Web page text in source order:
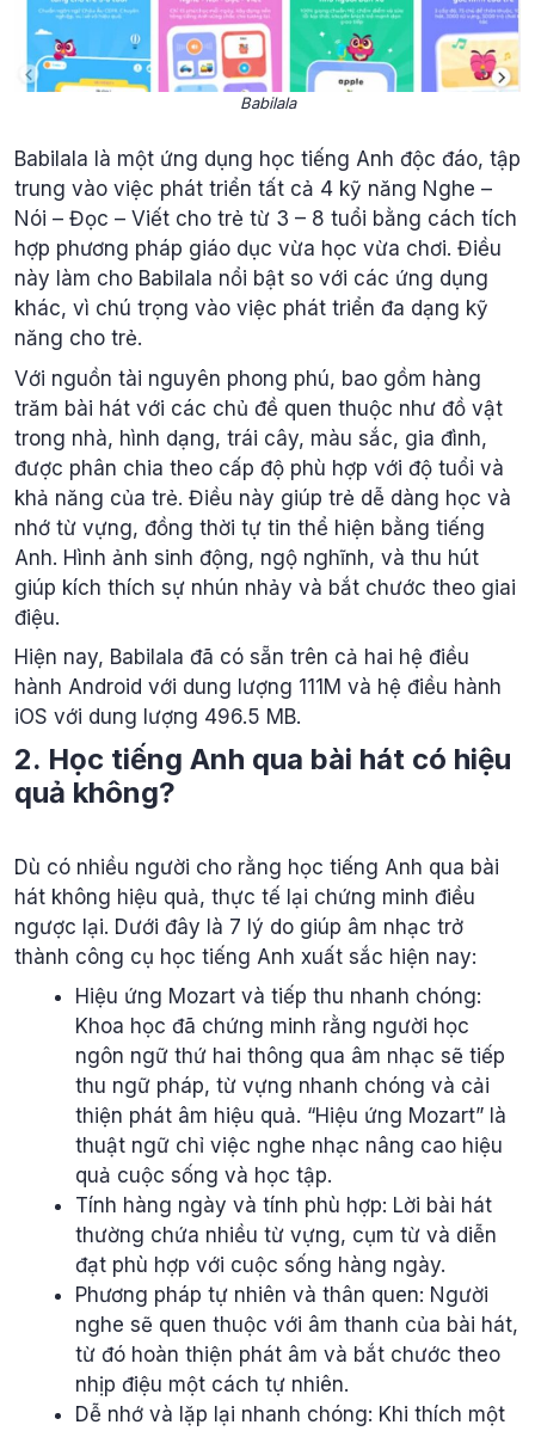
Babilala
Babilala là một ứng dụng học tiếng Anh độc đáo, tập
trung vào việc phát triển tất cả 4 kỹ năng Nghe –
Nói – Đọc – Viết cho trẻ từ 3 – 8 tuổi bằng cách tích
hợp phương pháp giáo dục vừa học vừa chơi. Điều
này làm cho Babilala nổi bật so với các ứng dụng
khác, vì chú trọng vào việc phát triển đa dạng kỹ
năng cho trẻ.
Với nguồn tài nguyên phong phú, bao gồm hàng
trăm bài hát với các chủ đề quen thuộc như đồ vật
trong nhà, hình dạng, trái cây, màu sắc, gia đình,
được phân chia theo cấp độ phù hợp với độ tuổi và
khả năng của trẻ. Điều này giúp trẻ dễ dàng học và
nhớ từ vựng, đồng thời tự tin thể hiện bằng tiếng
Anh. Hình ảnh sinh động, ngộ nghĩnh, và thu hút
giúp kích thích sự nhún nhảy và bắt chước theo giai
điệu.
Hiện nay, Babilala đã có sẵn trên cả hai hệ điều
hành Android với dung lượng 111M và hệ điều hành
iOS với dung lượng 496.5 MB.
2. Học tiếng Anh qua bài hát có hiệu
quả không?
Dù có nhiều người cho rằng học tiếng Anh qua bài
hát không hiệu quả, thực tế lại chứng minh điều
ngược lại. Dưới đây là 7 lý do giúp âm nhạc trở
thành công cụ học tiếng Anh xuất sắc hiện nay:
Hiệu ứng Mozart và tiếp thu nhanh chóng:
Khoa học đã chứng minh rằng người học
ngôn ngữ thứ hai thông qua âm nhạc sẽ tiếp
thu ngữ pháp, từ vựng nhanh chóng và cải
thiện phát âm hiệu quả. “Hiệu ứng Mozart” là
thuật ngữ chỉ việc nghe nhạc nâng cao hiệu
quả cuộc sống và học tập.
Tính hàng ngày và tính phù hợp: Lời bài hát
thường chứa nhiều từ vựng, cụm từ và diễn
đạt phù hợp với cuộc sống hàng ngày.
Phương pháp tự nhiên và thân quen: Người
nghe sẽ quen thuộc với âm thanh của bài hát,
từ đó hoàn thiện phát âm và bắt chước theo
nhịp điệu một cách tự nhiên.
Dễ nhớ và lặp lại nhanh chóng: Khi thích một